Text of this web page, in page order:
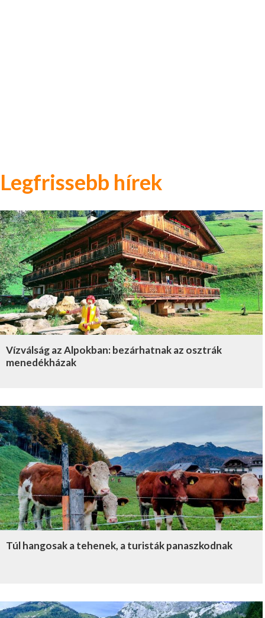
Legfrissebb hírek
Vízválság az Alpokban: bezárhatnak az osztrák
menedékházak
Túl hangosak a tehenek, a turisták panaszkodnak